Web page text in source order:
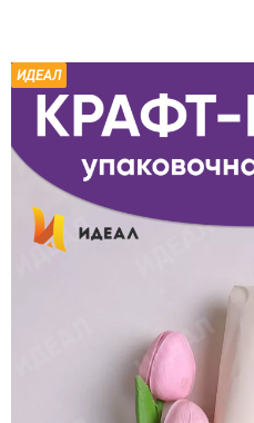
ИДЕАЛ